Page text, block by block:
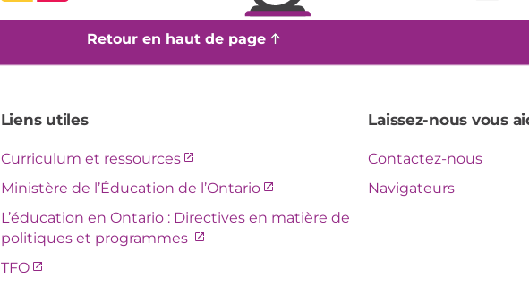
Retour en haut de page
Liens utiles
Curriculum et ressources
Ce
lien
dans
une
Ministère de l’Éducation de l’Ontario
Ce
L’éducation en Ontario : Directives en matière de
politiques et programmes
Ce
TFO
Ce
Laissez-nous vous
Contactez-nous
Navigateurs